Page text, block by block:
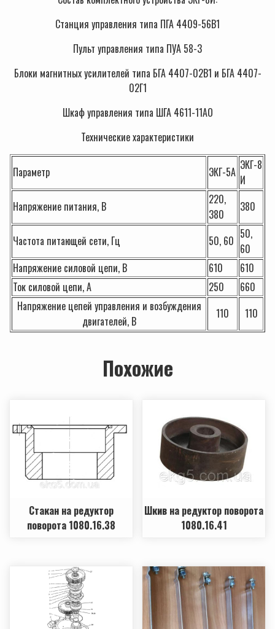
Станция управления типа ПГА 4409-56В1
Пульт управления типа ПУА 58-3
Блоки магнитных усилителей типа БГА 4407-02В1 и БГА 4407-
02Г1
Шкаф управления типа ШГА 4611-11АО
Технические характеристики
Параметр ЭКГ-5А ЭКГ-8
И
Напряжение питания, В
220,
380
380
Частота питающей сети, Гц 50, 60 50,
60
Напряжение силовой цепи, В
610
610
Ток силовой цепи, А
250
660
Напряжение цепей управления и возбуждения
двигателей, В
110 110
Похожие
Стакан на редуктор
поворота 1080.16.38
Шкив на редуктор поворота
1080.16.41